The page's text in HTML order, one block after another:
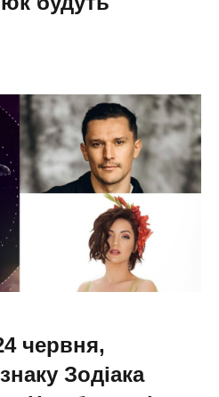
червня,
Зодіака